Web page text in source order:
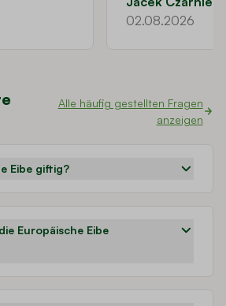
02.08.2026
Alle häufig gestellten Fragen
anzeigen
Eibe giftig?
Europäische Eibe